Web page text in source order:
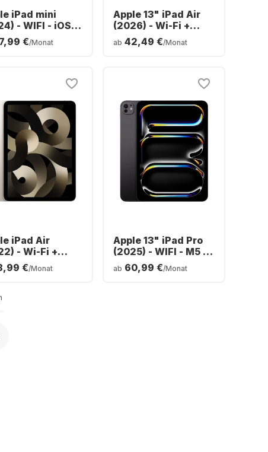
iPad mini
- WIFI - iOS -
€/Monat
Apple 13" iPad Air
(2026) - Wi-Fi +
Cellular - M4 -
128GB
ab 42,49 €/Monat
iPad Air
- Wi-Fi +
- 64GB
€/Monat
Apple 13" iPad Pro
(2025) - WIFI - M5 -
iOS - 256GB
ab 60,99 €/Monat